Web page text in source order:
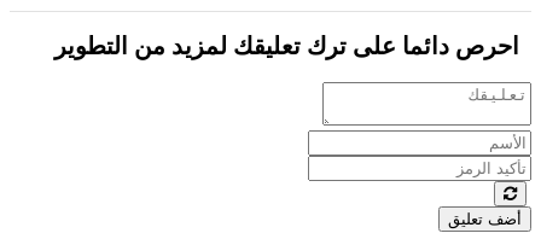
احرص دائما على ترك تعليقك لمزيد من التطوير
أضف تعليق